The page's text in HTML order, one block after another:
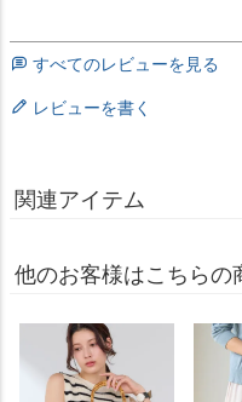
すべてのレビューを見る
レビューを書く
関連アイテム
他のお客様はこちらの